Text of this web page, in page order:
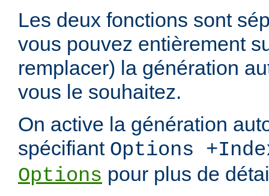
Les deux fonctions sont
vous pouvez entièrement
remplacer) la génération
vous le souhaitez.
On active la génération
spécifiant Options
Options pour plus de